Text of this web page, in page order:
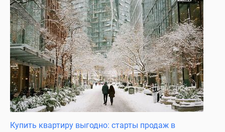
Купить квартиру выгодно: старты продаж в